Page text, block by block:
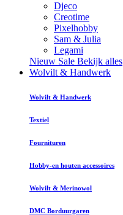
Djeco
Creotime
Pixelhobby
Sam & Julia
Legami
Nieuw Sale Bekijk alles
Wolvilt & Handwerk
Wolvilt & Handwerk
Textiel
Fournituren
Hobby-en houten accessoires
Wolvilt & Merinowol
DMC Borduurgaren